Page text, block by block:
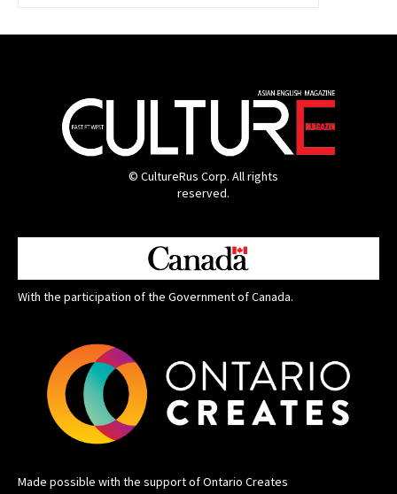
© CultureRus Corp. All rights
reserved.
With the participation of the Government of Canada.
Made possible with the support of Ontario Creates